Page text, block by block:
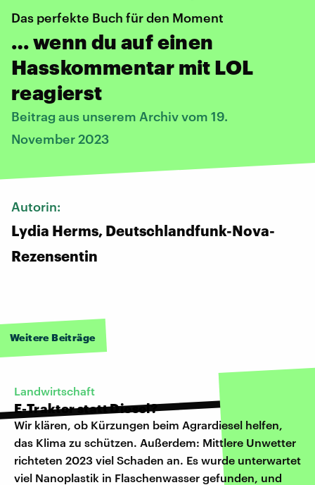
Das perfekte Buch für den Moment
… wenn du auf einen
Hasskommentar mit LOL
reagierst
Beitrag aus unserem Archiv vom 19.
November 2023
Autorin:
Lydia Herms, Deutschlandfunk-Nova-
Rezensentin
Weitere Beiträge
Landwirtschaft
E-Traktor statt Diesel?
Wir klären, ob Kürzungen beim Agrardiesel helfen,
das Klima zu schützen. Außerdem: Mittlere Unwetter
richteten 2023 viel Schaden an. Es wurde unterwartet
viel Nanoplastik in Flaschenwasser gefunden, und